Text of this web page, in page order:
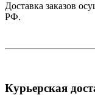
Доставка заказов
РФ.
Курьерская